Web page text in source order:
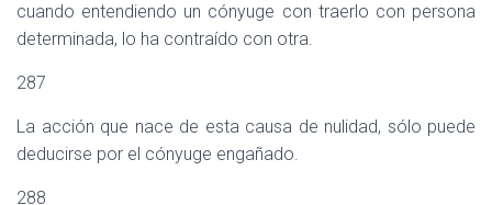
cuando entendiendo un cónyuge con traerlo con persona
determinada, lo ha contraído con otra.
287
La acción que nace de esta causa de nulidad, sólo puede
deducirse por el cónyuge engañado.
288